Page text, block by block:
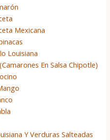
Mexicana
Louisiana
En Salsa Chipotle)
Y Verduras Salteadas